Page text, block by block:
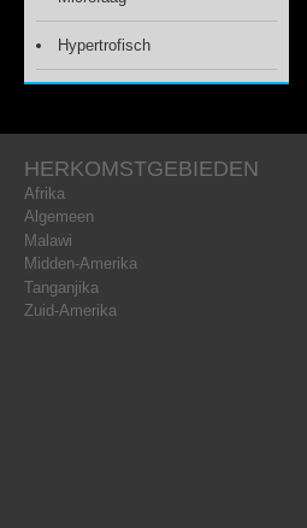
Hypertrofisch
HERKOMSTGEBIEDEN
Afrika
Algemeen
Malawi
Midden-Amerika
Tanganjika
Zuid-Amerika